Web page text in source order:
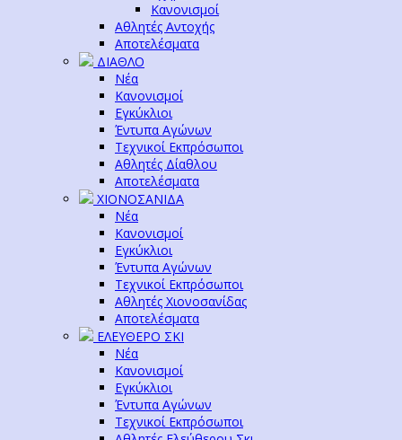
Κανονισμοί
Αθλητές Αντοχής
Αποτελέσματα
ΔΙΑΘΛΟ
Νέα
Κανονισμοί
Εγκύκλιοι
Έντυπα Αγώνων
Τεχνικοί Εκπρόσωποι
Αθλητές Δίαθλου
Αποτελέσματα
ΧΙΟΝΟΣΑΝΙΔΑ
Νέα
Κανονισμοί
Εγκύκλιοι
Έντυπα Αγώνων
Τεχνικοί Εκπρόσωποι
Αθλητές Χιονοσανίδας
Αποτελέσματα
ΕΛΕΥΘΕΡΟ ΣΚΙ
Νέα
Κανονισμοί
Εγκύκλιοι
Έντυπα Αγώνων
Τεχνικοί Εκπρόσωποι